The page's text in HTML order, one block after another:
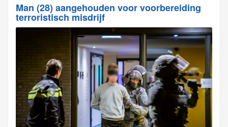
Man (28) aangehouden voor voorbereiding
terroristisch misdrijf